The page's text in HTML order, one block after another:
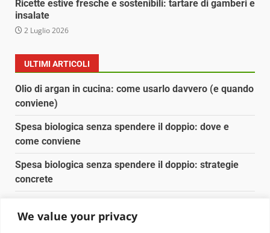
We value your privacy
Ricette estive fresche e sostenibili: tartare di gamberi e
insalate
2 Luglio 2026
ULTIMI ARTICOLI
Olio di argan in cucina: come usarlo davvero (e quando
conviene)
Spesa biologica senza spendere il doppio: dove e
come conviene
Spesa biologica senza spendere il doppio: strategie
concrete
Pulizia naturale della casa: 3 ingredienti che